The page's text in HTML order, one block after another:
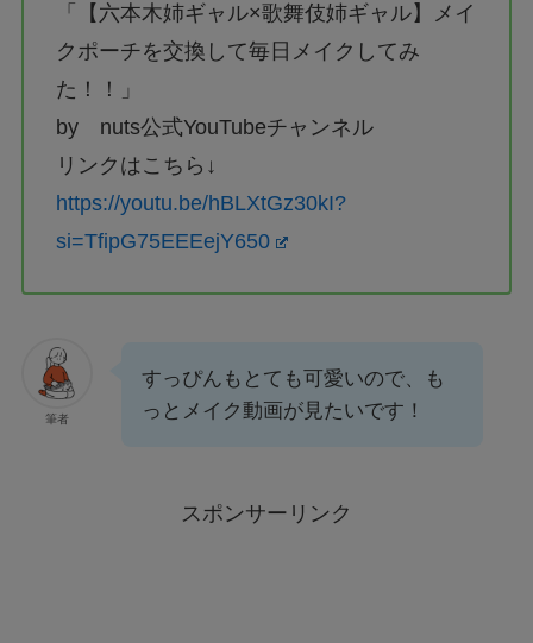
「【六本木姉ギャル×歌舞伎姉ギャル】メイ
クポーチを交換して毎日メイクしてみ
た！！」
by nuts公式YouTubeチャンネル
リンクはこちら↓
https://youtu.be/hBLXtGz30kI?
si=TfipG75EEEejY650
筆者
すっぴんもとても可愛いので、も
っとメイク動画が見たいです！
スポンサーリンク